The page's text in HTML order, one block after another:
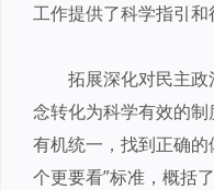
工作提供了科学指引和
拓展深化对民主
念转化为科学有效的
有机统一，找到正确的
个更要看”标准，概括